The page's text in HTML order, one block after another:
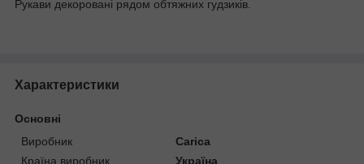
Рукави декоровані рядом обтяжних гудзиків.
Характеристики
Основні
Виробник
Carica
Країна виробник
Україна